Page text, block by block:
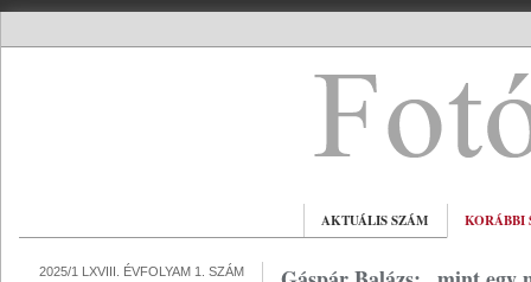
AKTUÁLIS SZÁM KORÁBBI
2025/1 LXVIII. ÉVFOLYAM 1. SZÁM